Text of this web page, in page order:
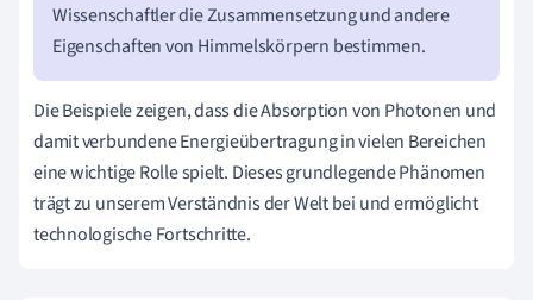
Wissenschaftler die Zusammensetzung und andere
Eigenschaften von Himmelskörpern bestimmen.
Die Beispiele zeigen, dass die Absorption von Photonen und
damit verbundene Energieübertragung in vielen Bereichen
eine wichtige Rolle spielt. Dieses grundlegende Phänomen
trägt zu unserem Verständnis der Welt bei und ermöglicht
technologische Fortschritte.